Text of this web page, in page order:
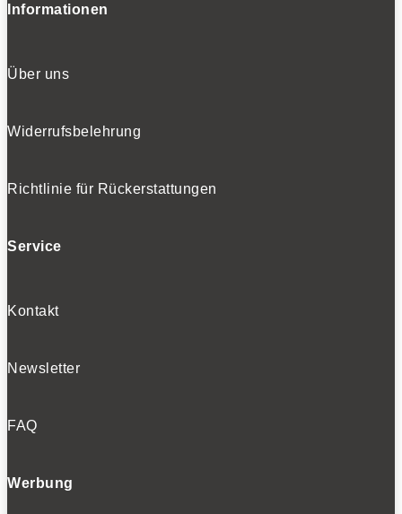
Informationen
Über uns
Widerrufsbelehrung
Richtlinie für Rückerstattungen
Service
Kontakt
Newsletter
FAQ
Werbung